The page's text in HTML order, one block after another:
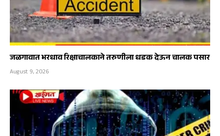
जळगावात भरधाव रिक्षाचालकाने तरुणीला धडक देऊन चालक पसार
August 9, 2026